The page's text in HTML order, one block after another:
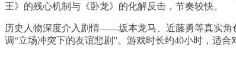
王》的残心机制与《卧龙》的化解反击，节奏较快。
历史人物深度介入剧情——坂本龙马、近藤勇等真实角
调“立场冲突下的友谊悲剧”。游戏时长约40小时，适合